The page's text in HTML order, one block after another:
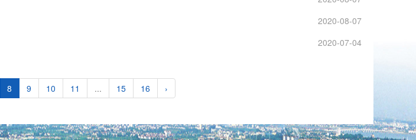
2020-08-07
2020-07-04
8 9 10 11 ... 15 16 ›